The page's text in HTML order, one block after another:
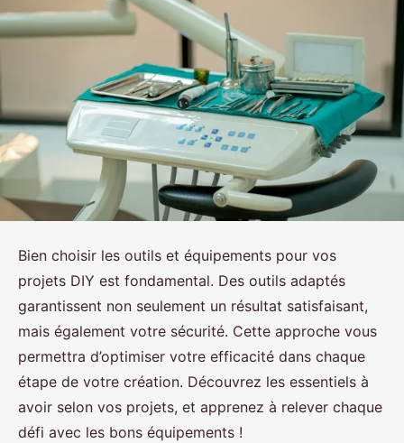
Bien choisir les outils et équipements pour vos
projets DIY est fondamental. Des outils adaptés
garantissent non seulement un résultat satisfaisant,
mais également votre sécurité. Cette approche vous
permettra d’optimiser votre efficacité dans chaque
étape de votre création. Découvrez les essentiels à
avoir selon vos projets, et apprenez à relever chaque
défi avec les bons équipements !